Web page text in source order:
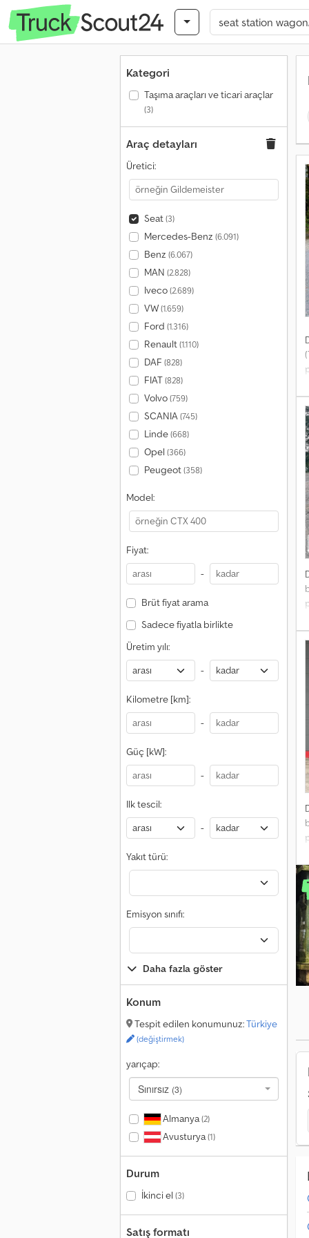
Kategori
Taşıma araçları ve ticari araçlar
(3)
Araç detayları
Üretici:
Seat(3)
Mercedes-Benz (6.091)
Benz (6.067)
MAN (2.828)
Iveco(2.689)
VW(1.659)
Ford (1.316)
Renault(1.110)
DAF (828)
FIAT(828)
Volvo(759)
SCANIA(745)
Linde(668)
Opel (366)
Peugeot(358)
Model:
Fiyat:
-
Brüt fiyat arama
Sadece fiyatla birlikte
Üretim yılı:
-
Kilometre [km]:
-
Güç [kW]:
-
Ilk tescil:
-
Yakıt türü:
Emisyon sınıfı:
Daha fazla göster
Konum
Tespit edilen konumunuz:Türkiye
(değiştirmek)
yarıçap:
Sınırsız (3)
Almanya(2)
Avusturya(1)
Durum
İkinci el (3)
Satış formatı